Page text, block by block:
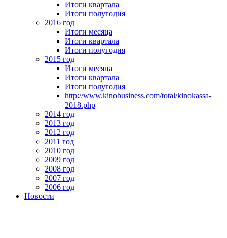
Итоги квартала
Итоги полугодия
2016 год
Итоги месяца
Итоги квартала
Итоги полугодия
2015 год
Итоги месяца
Итоги квартала
Итоги полугодия
http://www.kinobusiness.com/total/kinokassa-
2018.php
2014 год
2013 год
2012 год
2011 год
2010 год
2009 год
2008 год
2007 год
2006 год
Новости